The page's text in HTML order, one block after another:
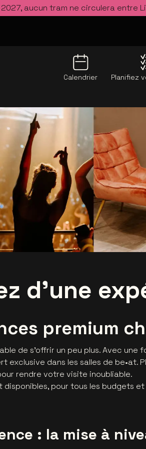
aucun tram ne circulera entre
Calendrier Planifiez
d'une
premium
de s’offrir un peu plus. Avec une
exclusive dans les salles de be•at.
rendre votre visite inoubliable.
disponibles, pour tous les budgets
: la mise à